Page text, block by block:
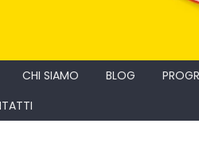
CHI SIAMO BLOG